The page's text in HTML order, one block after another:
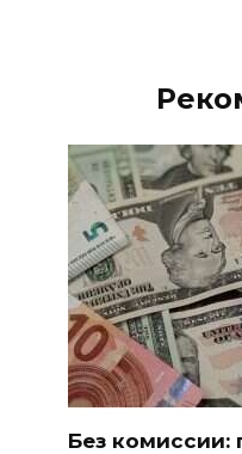
Без комиссии: